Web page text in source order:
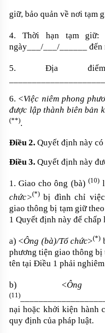
giữ, bảo quản về nơi tạm
4. Thời hạn tạm giữ:
ngày
_/___/______
5. Địa
6. <Việc niêm phong
được lập thành biên bản
(**).
Điều 2. Quyết định này
Điều 3. Quyết định này
1. Giao cho ông (bà) (10)
chức>(*) bị đình chỉ
giao thông bị tạm giữ
1 Quyết định này để chấp
a) <Ông (bà)/Tổ chức>(*)
phương tiện giao thông
tên tại Điều 1 phải
b) <
(11)
nại hoặc khởi kiện hành
quy định của pháp luật.